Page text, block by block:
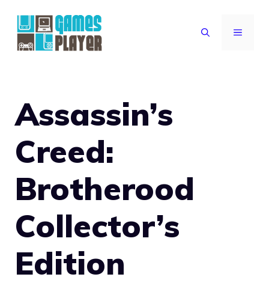
contenuto
MENU
Assassin’s
Creed:
Brotherood
Collector’s
Edition